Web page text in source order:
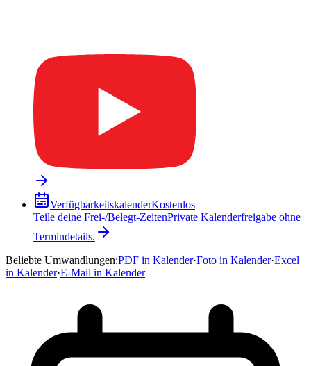
VerfügbarkeitskalenderKostenlos
Teile deine Frei-/Belegt-ZeitenPrivate Kalenderfreigabe ohne
Termindetails.
Beliebte Umwandlungen:PDF in Kalender·Foto in Kalender·Excel
in Kalender·E-Mail in Kalender